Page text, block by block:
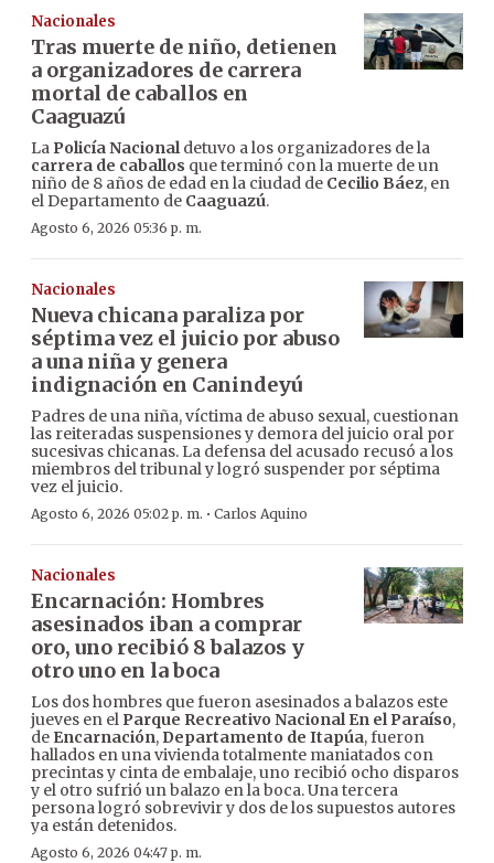
Nacionales
Tras muerte de niño, detienen
a organizadores de carrera
mortal de caballos en
Caaguazú
La Policía Nacionaldetuvo a los organizadores de la
carrera de caballos que terminó con la muerte de un
niño de 8 años de edad en la ciudad de Cecilio Báez, en
el Departamento de Caaguazú.
Agosto 6, 2026 05:36 p. m.
Nacionales
Nueva chicana paraliza por
séptima vez el juicio por abuso
a una niña y genera
indignación en Canindeyú
Padres de una niña, víctima de abuso sexual, cuestionan
las reiteradas suspensiones y demora del juicio oral por
sucesivas chicanas. La defensa del acusado recusó a los
miembros del tribunal y logró suspender por séptima
vez el juicio.
Agosto 6, 2026 05:02 p. m. · Carlos Aquino
Nacionales
Encarnación: Hombres
asesinados iban a comprar
oro, uno recibió 8 balazos y
otro uno en la boca
Los dos hombres que fueron asesinados a balazos este
jueves en el Parque Recreativo Nacional En el Paraíso,
de Encarnación, Departamento de Itapúa, fueron
hallados en una vivienda totalmente maniatados con
precintas y cinta de embalaje, uno recibió ocho disparos
y el otro sufrió un balazo en la boca. Una tercera
persona logró sobrevivir y dos de los supuestos autores
ya están detenidos.
Agosto 6, 2026 04:47 p. m.